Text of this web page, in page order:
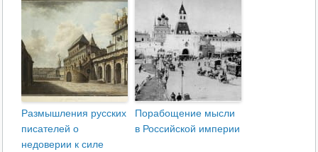
Размышления русских
писателей о
недоверии к силе
Порабощение мысли
в Российской империи